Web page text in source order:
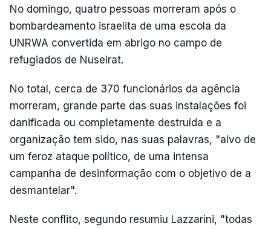
No domingo, quatro pessoas morreram após o
bombardeamento israelita de uma escola da
UNRWA convertida em abrigo no campo de
refugiados de Nuseirat.
No total, cerca de 370 funcionários da agência
morreram, grande parte das suas instalações foi
danificada ou completamente destruída e a
organização tem sido, nas suas palavras, "alvo de
um feroz ataque político, de uma intensa
campanha de desinformação com o objetivo de a
desmantelar".
Neste conflito, segundo resumiu Lazzarini, "todas